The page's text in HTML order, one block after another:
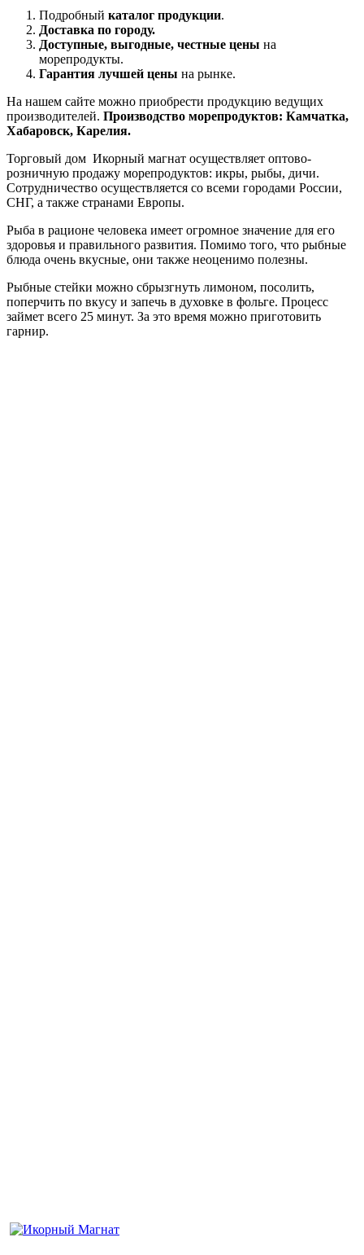
Подробный каталог продукции.
Доставка по городу.
Доступные, выгодные, честные цены на
морепродукты.
Гарантия лучшей цены на рынке.
На нашем сайте можно приобрести продукцию ведущих
производителей. Производство морепродуктов: Камчатка,
Хабаровск, Карелия.
Торговый дом Икорный магнат осуществляет оптово-
розничную продажу морепродуктов: икры, рыбы, дичи.
Сотрудничество осуществляется со всеми городами России,
СНГ, а также странами Европы.
Рыба в рационе человека имеет огромное значение для его
здоровья и правильного развития. Помимо того, что рыбные
блюда очень вкусные, они также неоценимо полезны.
Рыбные стейки можно сбрызгнуть лимоном, посолить,
поперчить по вкусу и запечь в духовке в фольге. Процесс
займет всего 25 минут. За это время можно приготовить
гарнир.